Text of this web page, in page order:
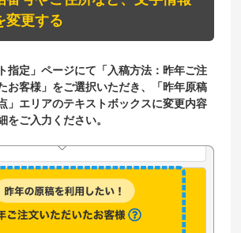
変更する
指定」ページにて「入稿方法：昨年ご注
お客様」をご選択いただき、「昨年原稿
」エリアのテキストボックスに変更内容
をご入力ください。